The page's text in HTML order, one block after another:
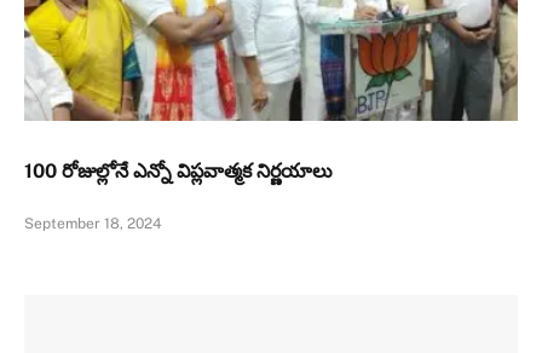
100 రోజుల్లోనే ఎన్నో విప్లవాత్మక నిర్ణయాలు
September 18, 2024